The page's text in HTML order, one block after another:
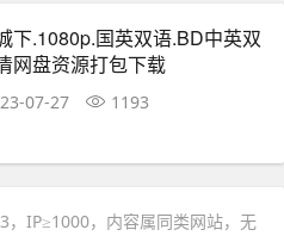
下.1080p.国英双语.BD中英双
网盘资源打包下载
07-27 1193
，IP≥1000，内容属同类网站，无